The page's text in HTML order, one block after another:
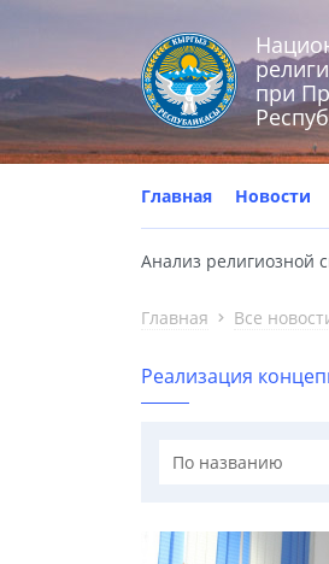
при
Главная Новости
Анализ религиозной
Главная Все
Реализация